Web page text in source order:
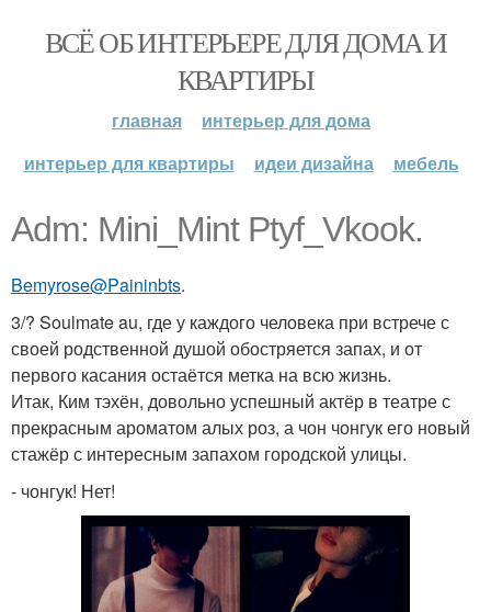
ВСЁ ОБ ИНТЕРЬЕРЕ ДЛЯ ДОМА И
КВАРТИРЫ
главная
интерьер для дома
интерьер для квартиры
идеи дизайна мебель
Adm: Mini_Mint Ptyf_Vkook.
Bemyrose@Paininbts.
3/? Soulmate au, где у каждого человека при встрече с
своей родственной душой обостряется запах, и от
первого касания остаётся метка на всю жизнь.
Итак, Ким тэхён, довольно успешный актёр в театре с
прекрасным ароматом алых роз, а чон чонгук его новый
стажёр с интересным запахом городской улицы.
- чонгук! Нет!